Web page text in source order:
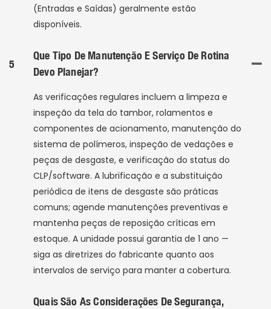
(Entradas e Saídas) geralmente estão
disponíveis.
5
Que Tipo De Manutenção E Serviço De Rotina
Devo Planejar?
As verificações regulares incluem a limpeza e
inspeção da tela do tambor, rolamentos e
componentes de acionamento, manutenção do
sistema de polímeros, inspeção de vedações e
peças de desgaste, e verificação do status do
CLP/software. A lubrificação e a substituição
periódica de itens de desgaste são práticas
comuns; agende manutenções preventivas e
mantenha peças de reposição críticas em
estoque. A unidade possui garantia de 1 ano —
siga as diretrizes do fabricante quanto aos
intervalos de serviço para manter a cobertura.
Quais São As Considerações De Segurança,